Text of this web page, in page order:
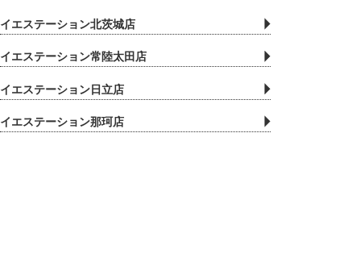
イエステーション北茨城店
イエステーション常陸太田店
イエステーション日立店
イエステーション那珂店